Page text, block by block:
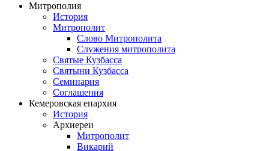
Митрополия
История
Митрополит
Слово Митрополита
Служения митрополита
Святые Кузбасса
Святыни Кузбасса
Семинария
Соглашения
Кемеровская епархия
История
Архиереи
Митрополит
Викарий